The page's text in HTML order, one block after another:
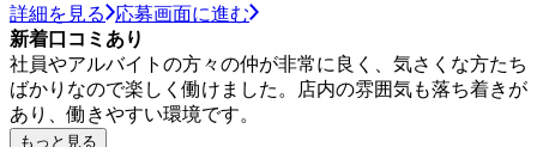
詳細を見る
応募画面に進む
新着口コミあり
社員やアルバイトの方々の仲が非常に良く、気さくな方たち
ばかりなので楽しく働けました。店内の雰囲気も落ち着きが
あり、働きやすい環境です。
もっと見る